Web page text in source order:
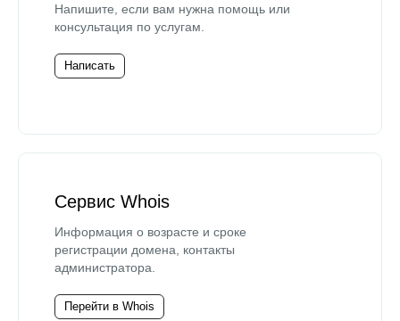
Напишите, если вам нужна помощь или
консультация по услугам.
Написать
Сервис Whois
Информация о возрасте и сроке
регистрации домена, контакты
администратора.
Перейти в Whois